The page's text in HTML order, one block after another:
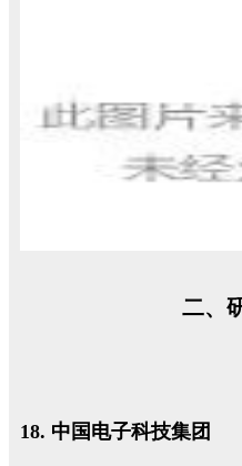
二、
18. 中国电子科技集团